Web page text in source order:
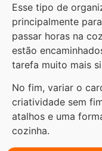
Esse tipo de
principalmente
passar horas na
estão
tarefa muito mais
No fim, variar o
criatividade sem
atalhos e uma
cozinha.